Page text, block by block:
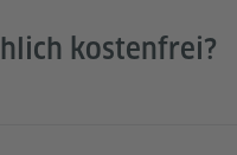
kostenfrei?